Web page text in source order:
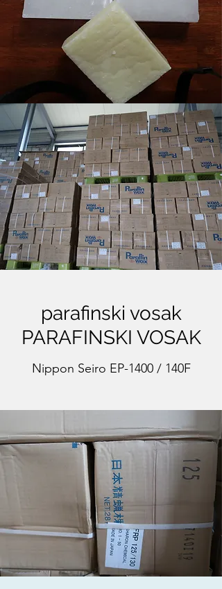
parafinski vosak
PARAFINSKI VOSAK
Nippon Seiro EP-1400 / 140F